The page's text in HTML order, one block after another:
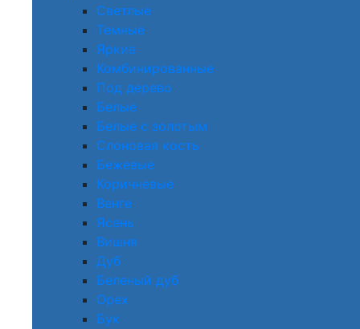
Светлые
Темные
Яркие
Комбинированные
Под дерево
Белые
Белые с золотым
Слоновая кость
Бежевые
Коричневые
Венге
Ясень
Вишня
Дуб
Беленый дуб
Орех
Бук